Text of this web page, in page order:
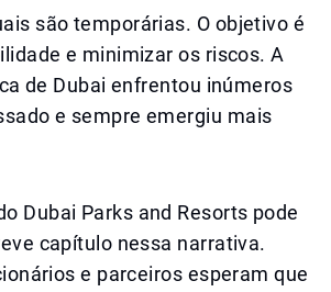
são temporárias. O objetivo é
e minimizar os riscos. A
de Dubai enfrentou inúmeros
e sempre emergiu mais
Dubai Parks and Resorts pode
capítulo nessa narrativa.
e parceiros esperam que